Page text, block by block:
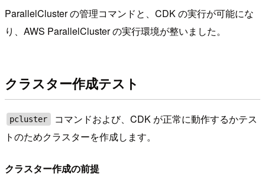
ParallelCluster の管理コマンドと、CDK の実行が可能にな
り、AWS ParallelCluster の実行環境が整いました。
クラスター作成テスト
pcluster
コマンドおよび、CDK が正常に動作するかテス
トのためクラスターを作成します。
クラスター作成の前提